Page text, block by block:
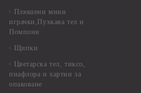
Плюшени мини
играчки,Пухкава тел и
Помпони
Щипки
Цветарска тел, тиксо,
пиафлора и хартии за
опаковане